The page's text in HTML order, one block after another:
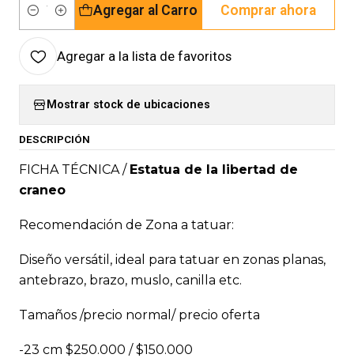
Cantidad
Agregar al Carro Comprar ahora
Agregar a la lista de favoritos
Mostrar stock de ubicaciones
DESCRIPCIÓN
FICHA TÉCNICA / Estatua de la libertad de
craneo
Recomendación de Zona a tatuar:
Diseño versátil, ideal para tatuar en zonas planas,
antebrazo, brazo, muslo, canilla etc.
Tamaños /precio normal/ precio oferta
-23 cm $250.000 / $150.000